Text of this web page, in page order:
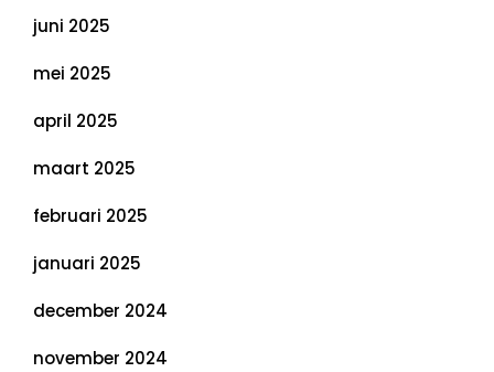
juni 2025
mei 2025
april 2025
maart 2025
februari 2025
januari 2025
december 2024
november 2024